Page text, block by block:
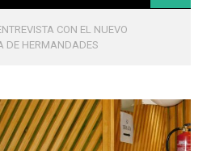
CON EL NUEVO
DE HERMANDADES